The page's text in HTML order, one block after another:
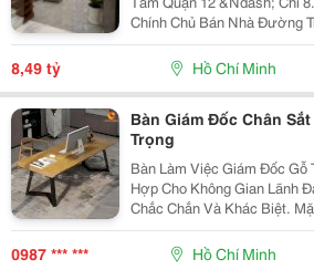
Chính Chủ Bán Nhà Đường
&Ndash; Vị Trí Đẹp, Khu
8,49 tỷ Hồ Chí Minh
Bàn Giám Đốc Chân
Trọng
Bàn Làm Việc Giám Đốc Gỗ
Hợp Cho Không Gian Lãnh
Chắc Chắn Và Khác Biệt.
Nhiên Đẹp Mắt Kết Hợp
Tạo Nên Tổng Thể Vừa Bền Bỉ
0987 *** *** Hồ Chí Minh